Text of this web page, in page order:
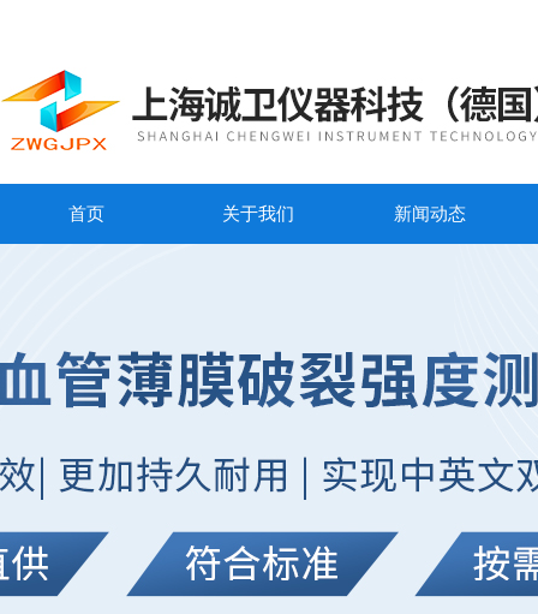
首页 关于我们 新闻动态